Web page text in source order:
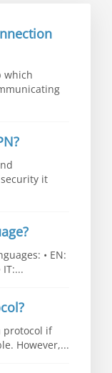
which
it
• EN:
IT:...
protocol if
However,...